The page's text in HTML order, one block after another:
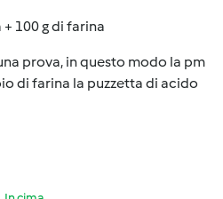
+ 100 g di farina
prova, in questo modo la pm
di farina la puzzetta di acido